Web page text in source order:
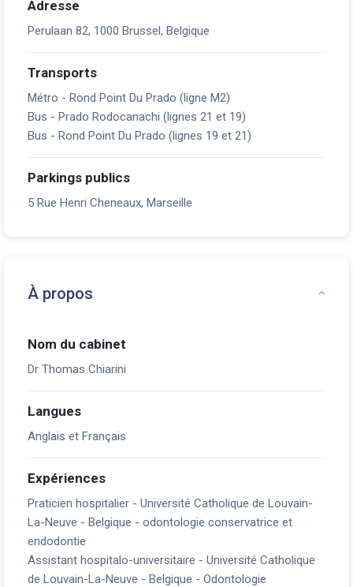
Adresse
Perulaan 82, 1000 Brussel, Belgique
Transports
Métro - Rond Point Du Prado (ligne M2)
Bus - Prado Rodocanachi (lignes 21 et 19)
Bus - Rond Point Du Prado (lignes 19 et 21)
Parkings publics
5 Rue Henri Cheneaux, Marseille
À propos
Nom du cabinet
Dr Thomas Chiarini
Langues
Anglais et Français
Expériences
Praticien hospitalier - Université Catholique de Louvain-
La-Neuve - Belgique - odontologie conservatrice et
endodontie
Assistant hospitalo-universitaire - Université Catholique
de Louvain-La-Neuve - Belgique - Odontologie